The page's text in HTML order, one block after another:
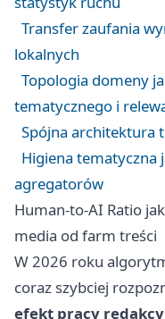
Transfer zaufania
lokalnych
Topologia domeny
tematycznego i
Spójna architektura
Higiena tematyczna
agregatorów
Human-to-AI Ratio
media od farm treści
W 2026 roku
coraz szybciej
efekt pracy